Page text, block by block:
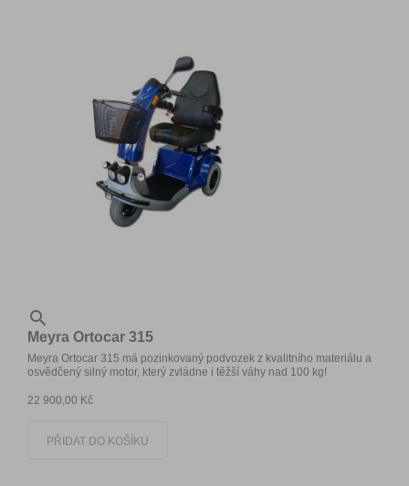

Meyra Ortocar 315
Meyra Ortocar 315 má pozinkovaný podvozek z kvalitního materiálu a
osvědčený silný motor, který zvládne i těžší váhy nad 100 kg!
22 900,00 Kč
PŘIDAT DO KOŠÍKU